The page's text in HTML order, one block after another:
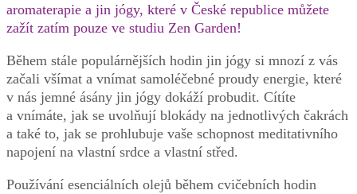
aromaterapie a jin jógy, které v České republice můžete
zažít zatím pouze ve studiu Zen Garden!
Během stále populárnějších hodin jin jógy si mnozí z vás
začali všímat a vnímat samoléčebné proudy energie, které
v nás jemné ásány jin jógy dokáží probudit. Cítíte
a vnímáte, jak se uvolňují blokády na jednotlivých čakrách
a také to, jak se prohlubuje vaše schopnost meditativního
napojení na vlastní srdce a vlastní střed.
Používání esenciálních olejů během cvičebních hodin